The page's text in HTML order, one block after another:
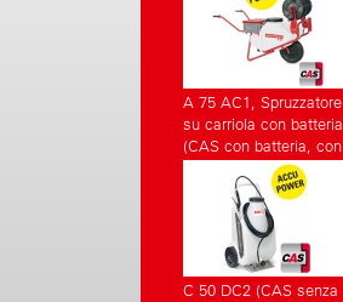
A 75 AC1, Spruzzatore
su carriola con batteria
(CAS con batteria, con
caricabatterie)
C 50 DC2 (CAS senza